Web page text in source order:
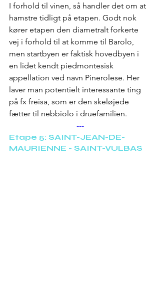
I forhold til vinen, så handler det om at
hamstre tidligt på etapen. Godt nok
kører etapen den diametralt forkerte
vej i forhold til at komme til Barolo,
men startbyen er faktisk hovedbyen i
en lidet kendt piedmontesisk
appellation ved navn Pinerolese. Her
laver man potentielt interessante ting
på fx freisa, som er den skeløjede
fætter til nebbiolo i druefamilien.
---
Etape 5: SAINT-JEAN-DE-
MAURIENNE - SAINT-VULBAS